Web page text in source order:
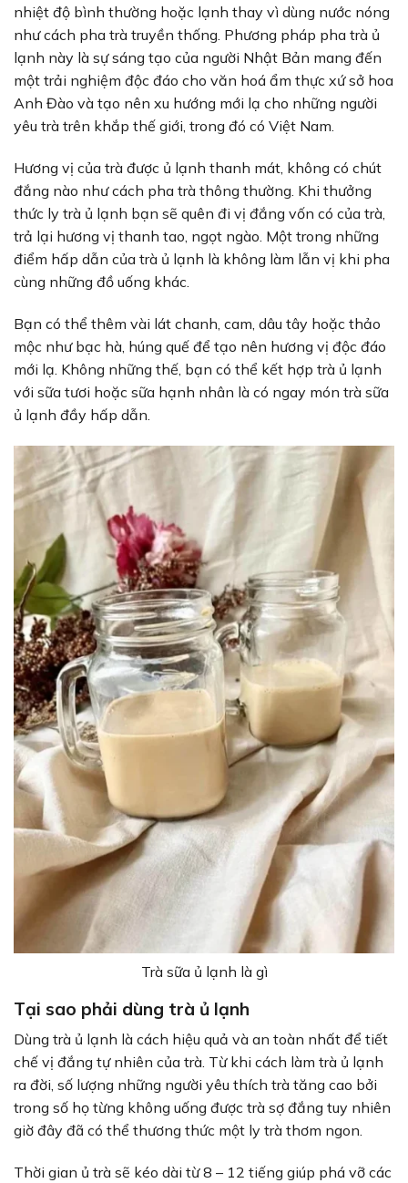
nhiệt độ bình thường hoặc lạnh thay vì dùng nước nóng
như cách pha trà truyền thống. Phương pháp pha trà ủ
lạnh này là sự sáng tạo của người Nhật Bản mang đến
một trải nghiệm độc đáo cho văn hoá ẩm thực xứ sở hoa
Anh Đào và tạo nên xu hướng mới lạ cho những người
yêu trà trên khắp thế giới, trong đó có Việt Nam.
Hương vị của trà được ủ lạnh thanh mát, không có chút
đắng nào như cách pha trà thông thường. Khi thưởng
thức ly trà ủ lạnh bạn sẽ quên đi vị đắng vốn có của trà,
trả lại hương vị thanh tao, ngọt ngào. Một trong những
điểm hấp dẫn của trà ủ lạnh là không làm lẫn vị khi pha
cùng những đồ uống khác.
Bạn có thể thêm vài lát chanh, cam, dâu tây hoặc thảo
mộc như bạc hà, húng quế để tạo nên hương vị độc đáo
mới lạ. Không những thế, bạn có thể kết hợp trà ủ lạnh
với sữa tươi hoặc sữa hạnh nhân là có ngay món trà sữa
ủ lạnh đầy hấp dẫn.
Trà sữa ủ lạnh là gì
Tại sao phải dùng trà ủ lạnh
Dùng trà ủ lạnh là cách hiệu quả và an toàn nhất để tiết
chế vị đắng tự nhiên của trà. Từ khi cách làm trà ủ lạnh
ra đời, số lượng những người yêu thích trà tăng cao bởi
trong số họ từng không uống được trà sợ đắng tuy nhiên
giờ đây đã có thể thương thức một ly trà thơm ngon.
Thời gian ủ trà sẽ kéo dài từ 8 – 12 tiếng giúp phá vỡ các